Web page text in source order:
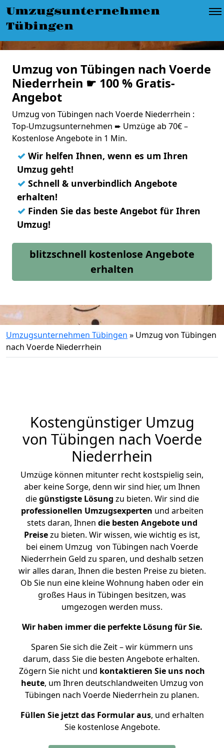
Umzugsunternehmen
Tübingen
Umzug von Tübingen nach Voerde
Niederrhein ☛ 100 % Gratis-
Angebot
Umzug von Tübingen nach Voerde Niederrhein :
Top-Umzugsunternehmen ➨ Umzüge ab 70€ –
Kostenlose Angebote in 1 Min.
✓ Wir helfen Ihnen, wenn es um Ihren
Umzug geht!
✓ Schnell & unverbindlich Angebote
erhalten!
✓ Finden Sie das beste Angebot für Ihren
Umzug!
blitzschnell kostenlose Angebote
erhalten
Umzugsunternehmen Tübingen » Umzug von Tübingen
nach Voerde Niederrhein
Kostengünstiger Umzug
von Tübingen nach Voerde
Niederrhein
Umzüge können mitunter recht kostspielig sein,
aber keine Sorge, denn wir sind hier, um Ihnen
diegünstigste Lösung zu bieten. Wir sind die
professionellen Umzugsexperten und arbeiten
stets daran, Ihnen die besten Angebote und
Preisezu bieten. Wir wissen, wie wichtig es ist,
bei einem Umzug von Tübingen nach Voerde
Niederrhein Geld zu sparen, und deshalb setzen
wir alles daran, Ihnen die besten Preise zu bieten.
Ob Sie nun eine kleine Wohnung haben oder ein
großes Haus in Tübingen besitzen, was
umgezogen werden muss.
Wir haben immer die perfekte Lösung für Sie.
Sparen Sie sich die Zeit – wir kümmern uns
darum, dass Sie die besten Angebote erhalten.
Zögern Sie nicht und kontaktieren Sie uns noch
heute, um Ihren deutschlandweiten Umzug von
Tübingen nach Voerde Niederrhein zu planen.
Füllen Sie jetzt das Formular aus, und erhalten
Sie kostenlose Angebote.